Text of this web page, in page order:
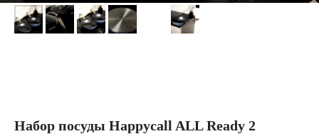
Набор посуды Happycall ALL Ready 2